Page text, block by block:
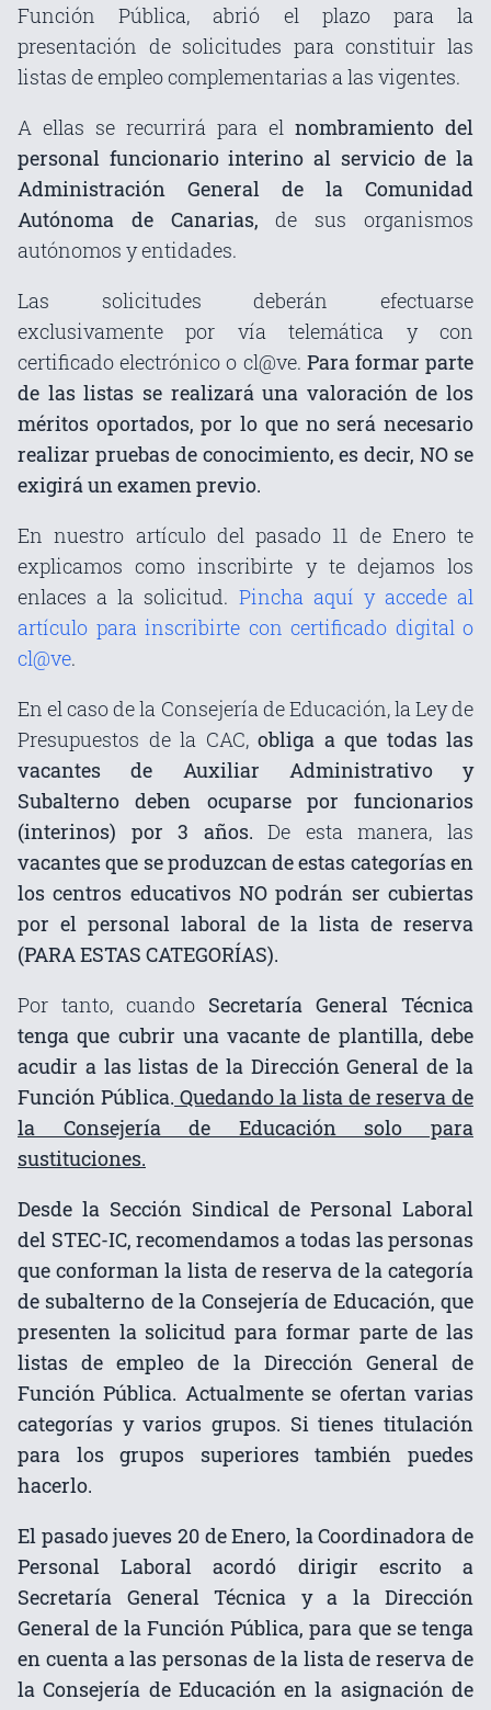
Función Pública, abrió el plazo para la
presentación de solicitudes para constituir las
listas de empleo complementarias a las vigentes.
A ellas se recurrirá para el nombramiento del
personal funcionario interino al servicio de la
Administración General de la Comunidad
Autónoma de Canarias, de sus organismos
autónomos y entidades.
Las solicitudes deberán efectuarse
exclusivamente por vía telemática y con
certificado electrónico o cl@ve. Para formar parte
de las listas se realizará una valoración de los
méritos oportados, por lo que no será necesario
realizar pruebas de conocimiento, es decir, NO se
exigirá un examen previo.
En nuestro artículo del pasado 11 de Enero te
explicamos como inscribirte y te dejamos los
enlaces a la solicitud. Pincha aquí y accede al
artículo para inscribirte con certificado digital o
cl@ve.
En el caso de la Consejería de Educación, la Ley de
Presupuestos de la CAC, obliga a que todas las
vacantes de Auxiliar Administrativo y
Subalterno deben ocuparse por funcionarios
(interinos) por 3 años. De esta manera, las
vacantes que se produzcan de estas categorías en
los centros educativos NO podrán ser cubiertas
por el personal laboral de la lista de reserva
(PARA ESTAS CATEGORÍAS).
Por tanto, cuando Secretaría General Técnica
tenga que cubrir una vacante de plantilla, debe
acudir a las listas de la Dirección General de la
Función Pública. Quedando la lista de reserva de
la Consejería de Educación solo para
sustituciones.
Desde la Sección Sindical de Personal Laboral
del STEC-IC, recomendamos a todas las personas
que conforman la lista de reserva de la categoría
de subalterno de la Consejería de Educación, que
presenten la solicitud para formar parte de las
listas de empleo de la Dirección General de
Función Pública. Actualmente se ofertan varias
categorías y varios grupos. Si tienes titulación
para los grupos superiores también puedes
hacerlo.
El pasado jueves 20 de Enero, la Coordinadora de
Personal Laboral acordó dirigir escrito a
Secretaría General Técnica y a la Dirección
General de la Función Pública, para que se tenga
en cuenta a las personas de la lista de reserva de
la Consejería de Educación en la asignación de